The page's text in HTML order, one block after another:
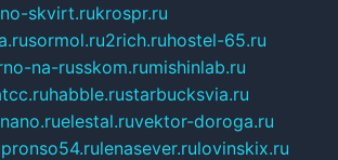
skvirt.rukrospr.ru
sormol.ru2rich.ruhostel-65.ru
na-russkom.rumishinlab.ru
habble.rustarbucksvia.ru
elestal.ruvektor-doroga.ru
pronso54.rulenasever.rulovinskix.ru